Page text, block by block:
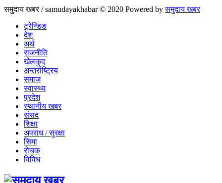
समुदाय खबर / samudayakhabar © 2020 Powered byसमुदाय खबर
ट्रेन्डिङ
देश
अर्थ
राजनीति
खेलकुद
अन्तर्राष्ट्रिय
समाज
स्वास्थ्य
प्रदेश
स्थानीय खबर
संसद
शिक्षा
अपराध / सुरक्षा
सिमा
रोचक
विविध